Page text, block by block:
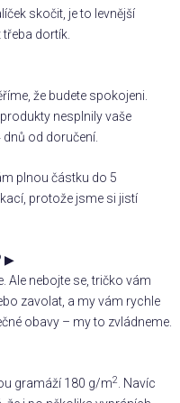
skočit, je to levnější
dortík.
že budete spokojeni.
nesplnily vaše
od doručení.
plnou částku do 5
protože jsme si jistí
▶
Ale nebojte se, tričko vám
zavolat, a my vám rychle
obavy – my to zvládneme.
gramáží 180 g/m2. Navíc